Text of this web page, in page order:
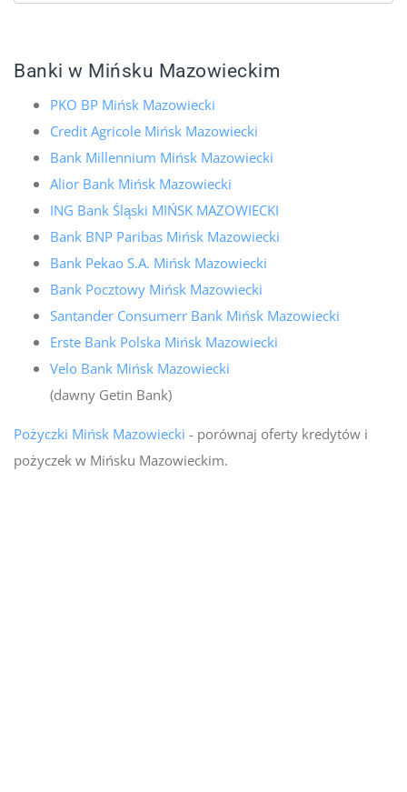
Banki w Mińsku Mazowieckim
PKO BP Mińsk Mazowiecki
Credit Agricole Mińsk Mazowiecki
Bank Millennium Mińsk Mazowiecki
Alior Bank Mińsk Mazowiecki
ING Bank Śląski MIŃSK MAZOWIECKI
Bank BNP Paribas Mińsk Mazowiecki
Bank Pekao S.A. Mińsk Mazowiecki
Bank Pocztowy Mińsk Mazowiecki
Santander Consumerr Bank Mińsk Mazowiecki
Erste Bank Polska Mińsk Mazowiecki
Velo Bank Mińsk Mazowiecki
(dawny Getin Bank)
Pożyczki Mińsk Mazowiecki - porównaj oferty kredytów i
pożyczek w Mińsku Mazowieckim.